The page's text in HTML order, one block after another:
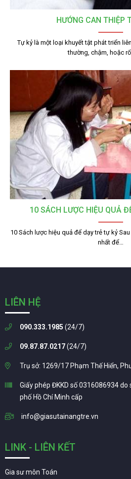
HƯỚNG CAN THIỆP
Tự kỷ là một loại khuyết tật phát triển
thường, chậm, hoặc
10 SÁCH LƯỢC HIỆU QUẢ
10 Sách lược hiệu quả để dạy trẻ tự kỷ
nhất để…
LIÊN HỆ
090.333.1985 (24/7)
09.87.87.0217(24/7)
Trụ sở: 1269/17 Phạm Thế Hiển,
Giấy phép ĐKKD số 0316086934
phố Hồ Chí Minh cấp
info@giasutainangtre.vn
LINK - LIÊN KẾT
Gia sư môn Toán